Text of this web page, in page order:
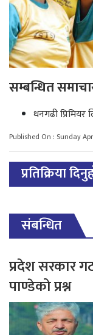
सम्बन्धित
धनगढी प्रिमियर
Published On : Sunday
प्रतिक्रिया
संबन्धित
प्रदेश सरकार
पाण्डेको प्रश्न